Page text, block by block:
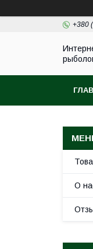
+380
О